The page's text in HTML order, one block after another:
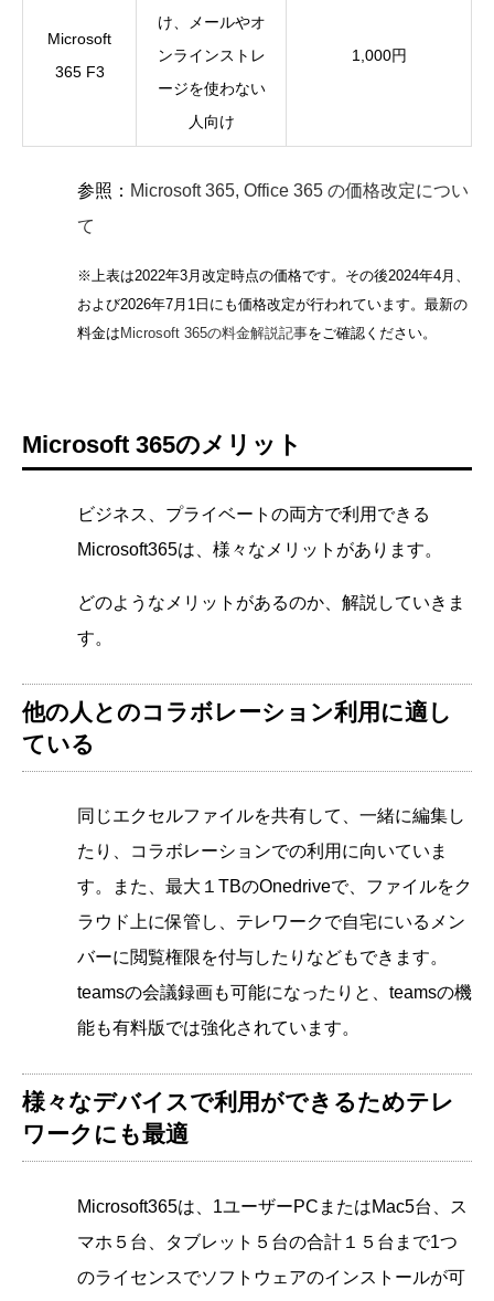
Microsoft
365 F3
け、メールやオ
ンラインストレ
ージを使わない
人向け
1,000円
参照： Microsoft 365, Office 365 の価格改定につい
て
※上表は2022年3月改定時点の価格です。その後2024年4月、
および2026年7月1日にも価格改定が行われています。最新の
料金は Microsoft 365の料金解説記事をご確認ください。
Microsoft 365のメリット
ビジネス、プライベートの両方で利用できる
Microsoft365は、様々なメリットがあります。
どのようなメリットがあるのか、解説していきま
す。
他の人とのコラボレーション利用に適し
ている
同じエクセルファイルを共有して、一緒に編集し
たり、コラボレーションでの利用に向いていま
す。また、最大１TBのOnedriveで、ファイルをク
ラウド上に保管し、テレワークで自宅にいるメン
バーに閲覧権限を付与したりなどもできます。
teamsの会議録画も可能になったりと、teamsの機
能も有料版では強化されています。
様々なデバイスで利用ができるためテレ
ワークにも最適
Microsoft365は、1ユーザーPCまたはMac5台、ス
マホ５台、タブレット５台の合計１５台まで1つ
のライセンスでソフトウェアのインストールが可